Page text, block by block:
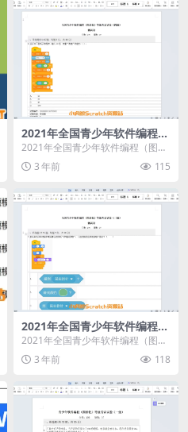
2021年全国青少年软件编程
（图形化）等级考试试卷（四
级） 测试卷（含答案）
2021年全国青少年软件编程（图形
化）等级考试试卷（四级） 测试卷
（含答案）
3 年前 115
2021年全国青少年软件编程
（图形化）等级考试试卷（二
级） 测试卷（含答案）
2021年全国青少年软件编程（图形
化）等级考试试卷（二级） 测试卷
（含答案）
3 年前 118